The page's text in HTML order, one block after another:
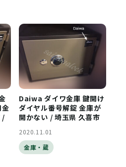
/
Daiwa ダイワ金庫 鍵開け
ダイヤル番号解錠 金庫が
開かない / 埼玉県 久喜市
2020.11.01
金庫・蔵